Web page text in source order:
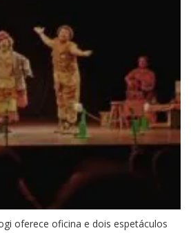
oferece oficina e dois espetáculos